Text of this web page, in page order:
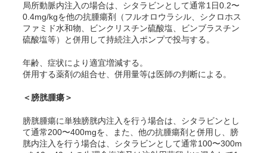
局所動脈内注入の場合は、シタラビンとして通常1日0.2〜
0.4mg/kgを他の抗腫瘍剤（フルオロウラシル、シクロホス
ファミド水和物、ビンクリスチン硫酸塩、ビンブラスチン
硫酸塩等）と併用して持続注入ポンプで投与する。
年齢、症状により適宜増減する。
併用する薬剤の組合せ、併用量等は医師の判断による。
＜膀胱腫瘍＞
膀胱腫瘍に単独膀胱内注入を行う場合は、シタラビンとし
て通常200〜400mgを、また、他の抗腫瘍剤と併用し、膀
胱内注入を行う場合は、シタラビンとして通常100〜300m